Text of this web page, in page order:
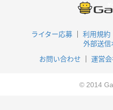
ライター応募 利用規約
外部送信
お問い合わせ
運営
© 2014